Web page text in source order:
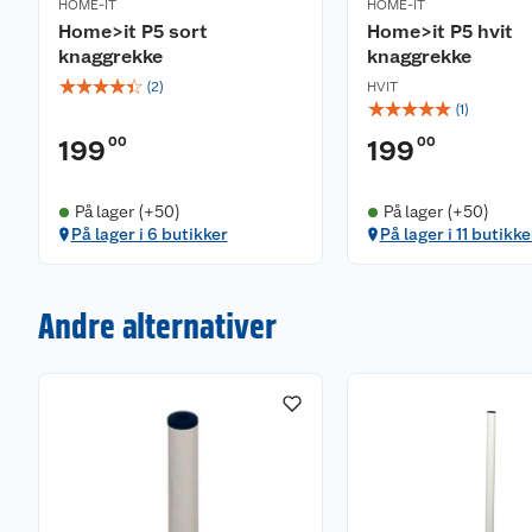
HOME-IT
Home>it P5 sort
knaggrekke
☆☆☆☆☆ (2)
199 00
På lager (+50)
På lager i 6 butikker
HOME-IT
Home>it P5 hvit
knaggrekke
HVIT
☆☆☆☆☆ (1)
199 00
På lager (+50)
På lager i 11
Andre alternativer